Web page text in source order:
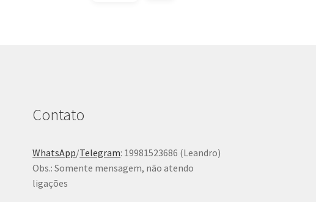
Contato
WhatsApp/Telegram: 19981523686 (Leandro)
Obs.: Somente mensagem, não atendo
ligações